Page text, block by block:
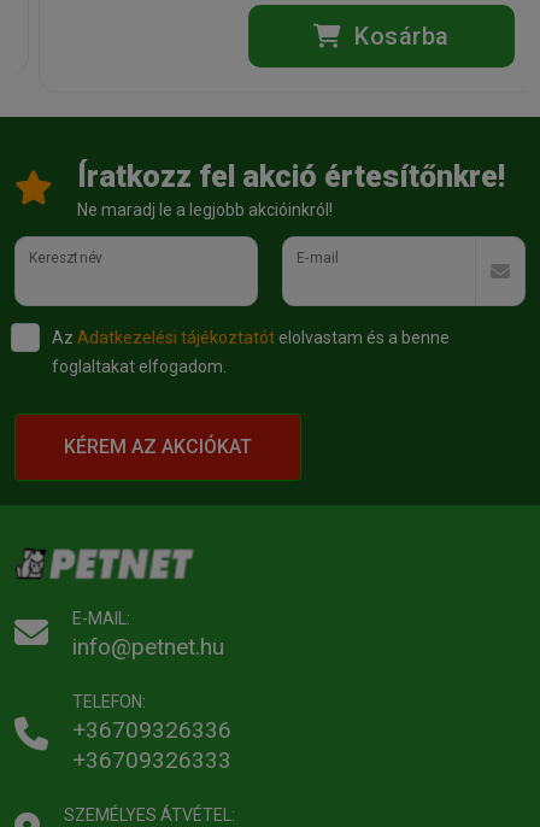
Kosárba
Íratkozz fel akció értesítőnkre!
Ne maradj le a legjobb akcióinkról!
Keresztnév E-mail
Az Adatkezelési tájékoztatót elolvastam és a benne
foglaltakat elfogadom.
KÉREM AZ AKCIÓKAT
E-MAIL:
info@petnet.hu
TELEFON:
+36709326336
+36709326333
SZEMÉLYES ÁTVÉTEL: